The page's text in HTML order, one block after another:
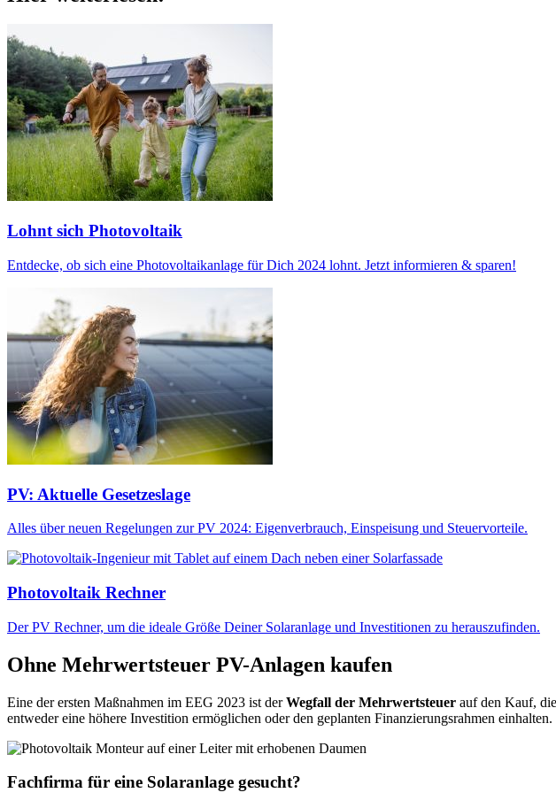
Lohnt sich Photovoltaik
Entdecke, ob sich eine Photovoltaikanlage für Dich 2024 lohnt. Jetzt informieren & sparen!
PV: Aktuelle Gesetzeslage
Alles über neuen Regelungen zur PV 2024: Eigenverbrauch, Einspeisung und Steuervorteile.
Photovoltaik Rechner
Der PV Rechner, um die ideale Größe Deiner Solaranlage und Investitionen zu herauszufinden.
Ohne Mehrwertsteuer PV-Anlagen kaufen
Eine der ersten Maßnahmen im EEG 2023 ist derWegfall der Mehrwertsteuer auf den Kauf, die
entweder eine höhere Investition ermöglichen oder den geplanten Finanzierungsrahmen einhalten.
Fachfirma für eine Solaranlage gesucht?